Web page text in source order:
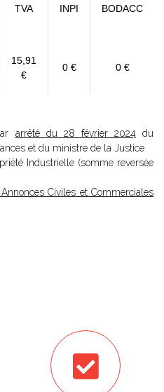
TVA INPI BODACC
15,91
€
0 € 0 €
arrêté du 28 février 2024 du
et du ministre de la Justice
Industrielle (somme reversée
Civiles et Commerciales